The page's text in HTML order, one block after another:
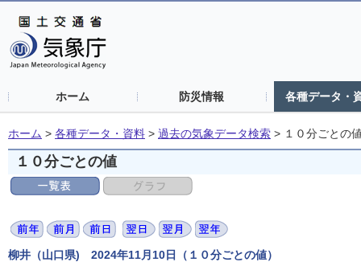
ホーム 防災情報 各種データ・
ホーム > 各種データ・資料 > 過去の気象データ検索 > １０分ごとの
１０分ごとの値
柳井（山口県) 2024年11月10日（１０分ごとの値）